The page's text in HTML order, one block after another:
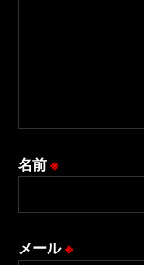
名前※
メール※